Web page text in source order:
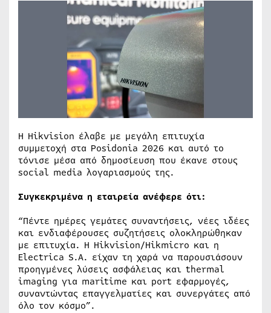
Η Hikvision έλαβε με μεγάλη επιτυχία
συμμετοχή στα Posidonia 2026 και αυτό το
τόνισε μέσα από δημοσίευση που έκανε στους
social media λογαριασμούς της.
Συγκεκριμένα η εταιρεία ανέφερε ότι:
“Πέντε ημέρες γεμάτες συναντήσεις, νέες ιδέες
και ενδιαφέρουσες συζητήσεις ολοκληρώθηκαν
με επιτυχία. Η Hikvision/Hikmicro και η
Electrica S.A. είχαν τη χαρά να παρουσιάσουν
προηγμένες λύσεις ασφάλειας και thermal
imaging για maritime και port εφαρμογές,
συναντώντας επαγγελματίες και συνεργάτες από
όλο τον κόσμο”.